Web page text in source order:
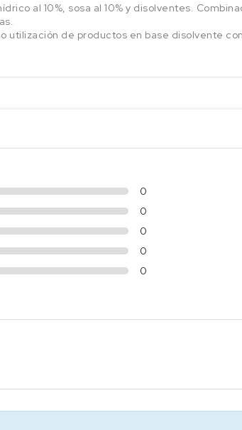
al 10%, sosa al 10% y disolventes.
utilización de productos en base disolvente
0
0
0
0
0